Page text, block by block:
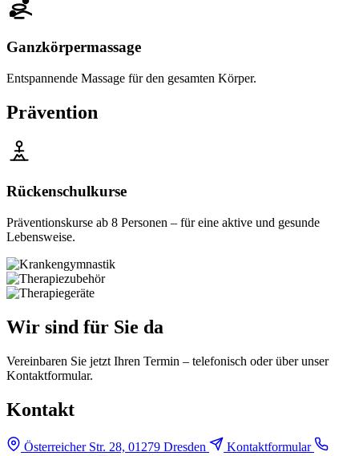
Ganzkörpermassage
Entspannende Massage für den gesamten Körper.
Prävention
Rückenschulkurse
Präventionskurse ab 8 Personen – für eine aktive und gesunde
Lebensweise.
Wir sind für Sie da
Vereinbaren Sie jetzt Ihren Termin – telefonisch oder über unser
Kontaktformular.
Kontakt
Österreicher Str. 28, 01279 Dresden
Kontaktformular